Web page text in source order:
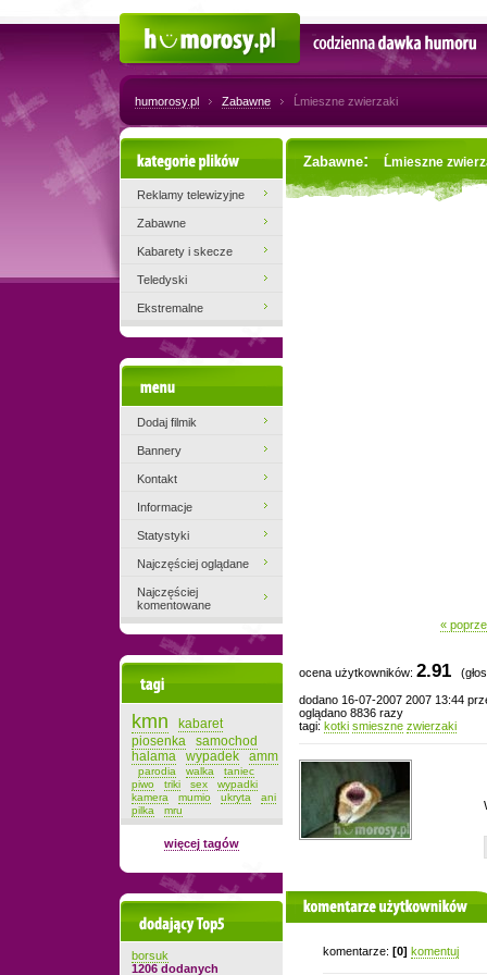
Codzienna dawka humoru
humorosy.pl Zabawne Ĺmieszne zwierzaki
Zabawne: Ĺmieszne
«
ocena użytkowników: 2.91
dodano 16-07-2007 2007 13:44
oglądano 8836 razy
tagi: kotki smieszne zwierzaki
komentarze użytkowników
komentarze: [0] komentuj
Kategorie plików
Reklamy telewizyjne
Zabawne
Kabarety i skecze
Teledyski
Ekstremalne
Dodaj filmik
Bannery
Kontakt
Informacje
Statystyki
Najczęściej oglądane
Najczęściej
komentowane
kmn
kabaret
piosenka
samochod
halama
wypadek amm
parodia walka
taniec
piwo
triki sex
wypadki
kamera
mumio ukryta
ani
pilka
mru
więcej tagów
Dodający top-5
borsuk
1206 dodanych